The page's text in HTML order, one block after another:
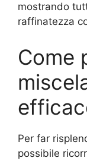
mostrando
raffinatezza
Come
Per far
possibile